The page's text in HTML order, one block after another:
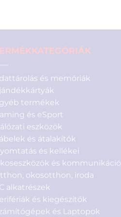
és memóriák
termékek
és eSport
eszközök
és átalakítók
és kellékei
és kommunikáció
okosotthon, iroda
alkatrészek
és kiegészítők
és Laptopok